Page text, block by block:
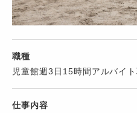
職種
児童館週3日15時間アルバイト
仕事内容